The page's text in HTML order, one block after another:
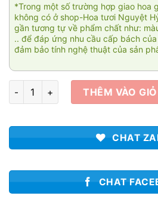
*Trong một số trường hợp giao hoa
không có ở shop-Hoa tươi Nguyệt
gần tương tự về phẩm chất như:
.. để đáp ứng nhu cầu cấp bách
đảm bảo tính nghệ thuật của sản
Hướng về phía mặt trời 02 số lượng
THÊM VÀO
CHAT
CHAT